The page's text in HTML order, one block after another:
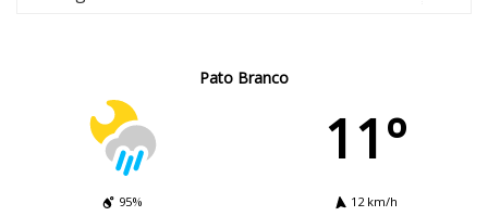
Pato Branco
11º
95%
12 km/h